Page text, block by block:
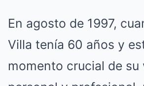
En agosto de 1997,
Villa tenía 60 años y
momento crucial de su